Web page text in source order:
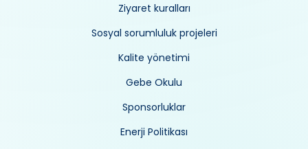
Ziyaret kuralları
Sosyal sorumluluk projeleri
Kalite yönetimi
Gebe Okulu
Sponsorluklar
Enerji Politikası